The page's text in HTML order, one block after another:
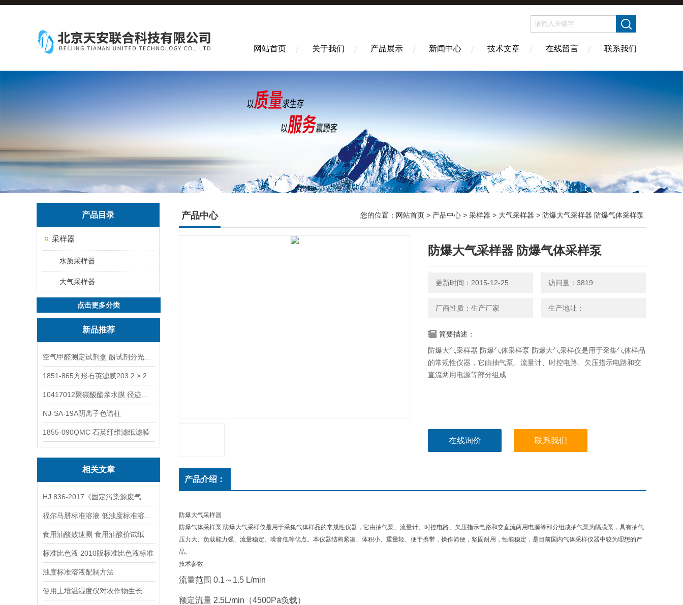
网站首页 关于我们 产品展示 新闻中心 技术文章 在线留言 联系我们
产品目录
采样器
水质采样器
大气采样器
点击更多分类
新品推荐
NJ-SA-19A阴离子色谱柱
1855-090QMC 石英纤维滤纸滤膜
相关文章
食用油酸败速测 食用油酸价试纸
标准比色液 2010版标准比色液标准
浊度标准溶液配制方法
产品中心 您的位置： 网站首页 > 产品中心 > 采样器 > 大气采样器 > 防爆大气采样器 防爆气体采样泵
防爆大气采样器 防爆气体采样泵
更新时间：2015-12-25 访问量：3819
厂商性质：生产厂家 生产地址：
简要描述：
防爆大气采样器 防爆气体采样泵 防爆大气采样仪是用于采集气体样品
的常规性仪器，它由抽气泵、流量计、时控电路、欠压指示电路和交
直流两用电源等部分组成
在线询价 联系我们
产品介绍：
防爆大气采样器
防爆气体采样泵 防爆大气采样仪是用于采集气体样品的常规性仪器，它由抽气泵、流量计、时控电路、欠压指示电路和交直流两用电源等部分组成抽气泵为隔膜泵，具有抽气
压力大、负载能力强、流量稳定、噪音低等优点。本仪器结构紧凑、体积小、重量轻、便于携带，操作简便，坚固耐用，性能稳定，是目前国内气体采样仪器中较为理想的产
品。
技术参数
流量范围 0.1～1.5 L/min
额定流量 2.5L/min（4500Pa负载）